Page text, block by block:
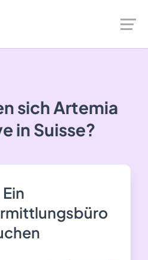
sich Artemia
in Suisse?
Ein